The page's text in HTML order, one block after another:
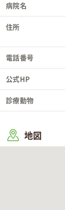
病院名
住所
電話番号
公式HP
診療動物
地図